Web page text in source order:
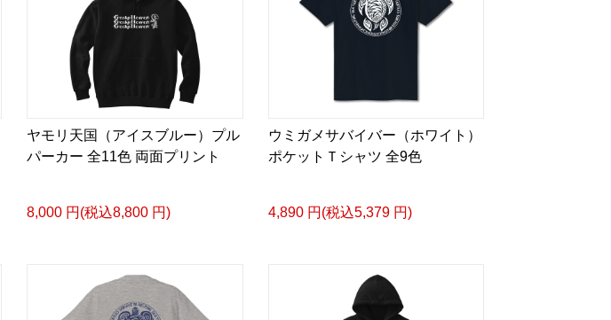
ヤモリ天国（アイスブルー）プル
パーカー 全11色 両面プリント
8,000 円(税込8,800 円)
ウミガメサバイバー（ホワイト）
ポケットＴシャツ 全9色
4,890 円(税込5,379 円)